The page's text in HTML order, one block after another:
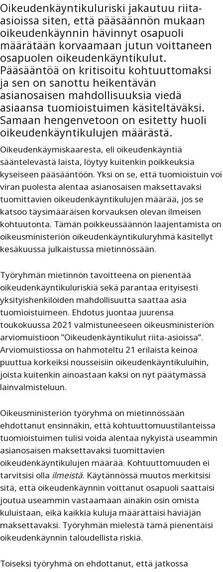
Oikeudenkäyntikuluriski jakautuu riita-
asioissa siten, että pääsäännön mukaan
oikeudenkäynnin hävinnyt osapuoli
määrätään korvaamaan jutun voittaneen
osapuolen oikeudenkäyntikulut.
Pääsääntöä on kritisoitu kohtuuttomaksi
ja sen on sanottu heikentävän
asianosaisen mahdollisuuksia viedä
asiaansa tuomioistuimen käsiteltäväksi.
Samaan hengenvetoon on esitetty huoli
oikeudenkäyntikulujen määrästä.
Oikeudenkäymiskaaresta, eli oikeudenkäyntiä
sääntelevästä laista, löytyy kuitenkin poikkeuksia
kyseiseen pääsääntöön. Yksi on se, että tuomioistuin voi
viran puolesta alentaa asianosaisen maksettavaksi
tuomittavien oikeudenkäyntikulujen määrää, jos se
katsoo täysimääräisen korvauksen olevan ilmeisen
kohtuutonta. Tämän poikkeussäännön laajentamista on
oikeusministeriön oikeudenkäyntikuluryhmä käsitellyt
kesäkuussa julkaistussa mietinnössään.
Työryhmän mietinnön tavoitteena on pienentää
oikeudenkäyntikuluriskiä sekä parantaa erityisesti
yksityishenkilöiden mahdollisuutta saattaa asia
tuomioistuimeen. Ehdotus juontaa juurensa
toukokuussa 2021 valmistuneeseen oikeusministeriön
arviomuistioon ”Oikeudenkäyntikulut riita-asioissa”.
Arviomuistiossa on hahmoteltu 21 erilaista keinoa
puuttua korkeiksi nousseisiin oikeudenkäyntikuluihin,
joista kuitenkin ainoastaan kaksi on nyt päätymässä
lainvalmisteluun.
Oikeusministeriön työryhmä on mietinnössään
ehdottanut ensinnäkin, että kohtuuttomuustilanteissa
tuomioistuimen tulisi voida alentaa nykyistä useammin
asianosaisen maksettavaksi tuomittavien
oikeudenkäyntikulujen määrää. Kohtuuttomuuden ei
tarvitsisi olla ilmeistä. Käytännössä muutos merkitsisi
sitä, että oikeudenkäynnin voittanut osapuoli saattaisi
joutua useammin vastaamaan ainakin osin omista
kuluistaan, eikä kaikkia kuluja määrättäisi häviäjän
maksettavaksi. Työryhmän mielestä tämä pienentäisi
oikeudenkäynnin taloudellista riskiä.
Toiseksi työryhmä on ehdottanut, että jatkossa